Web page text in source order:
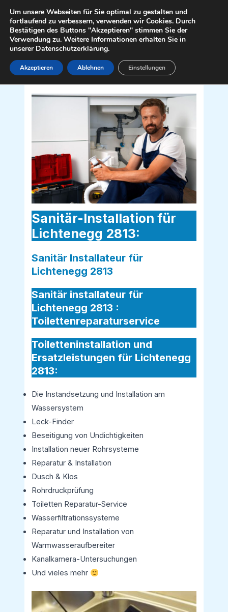
Inhalt
springen
Sanitär Installateur für Lichtenegg
Sanitär-Installation für
Lichtenegg 2813:
Sanitär Installateur für
Lichtenegg 2813
Sanitär installateur für
Lichtenegg 2813 :
Toilettenreparaturservice
Toiletteninstallation und
Ersatzleistungen für Lichtenegg
2813:
Die Instandsetzung und Installation am
Wassersystem
Leck-Finder
Beseitigung von Undichtigkeiten
Installation neuer Rohrsysteme
Reparatur & Installation
Dusch & Klos
Rohrdruckprüfung
Toiletten Reparatur-Service
Wasserfiltrationssysteme
Reparatur und Installation von
Warmwasseraufbereiter
Kanalkamera-Untersuchungen
Und vieles mehr
Um unsere Webseiten für Sie optimal zu gestalten und
fortlaufend zu verbessern, verwenden wir Cookies. Durch
Bestätigen des Buttons "Akzeptieren" stimmen Sie der
Verwendung zu. Weitere Informationen erhalten Sie in
unserer Datenschutzerklärung.
Akzeptieren Ablehnen Einstellungen